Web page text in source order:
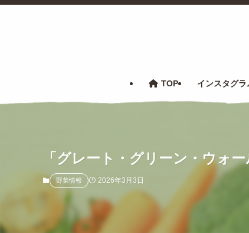
TOP インスタグラ
「グレート・グリーン・ウォ
野菜情報 2026年3月3日